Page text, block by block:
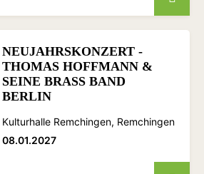
NEUJAHRSKONZERT -
THOMAS HOFFMANN &
SEINE BRASS BAND
BERLIN
Kulturhalle Remchingen, Remchingen
08.01.2027